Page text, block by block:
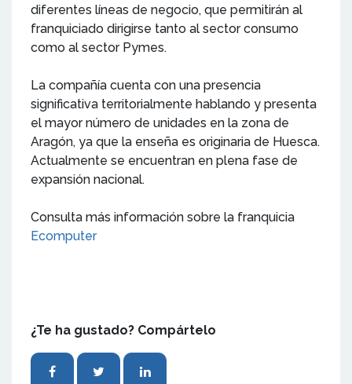
diferentes líneas de negocio, que permitirán al
franquiciado dirigirse tanto al sector consumo
como al sector Pymes.
La compañía cuenta con una presencia
significativa territorialmente hablando y presenta
el mayor número de unidades en la zona de
Aragón, ya que la enseña es originaria de Huesca.
Actualmente se encuentran en plena fase de
expansión nacional.
Consulta más información sobre la franquicia
Ecomputer
¿Te ha gustado? Compártelo